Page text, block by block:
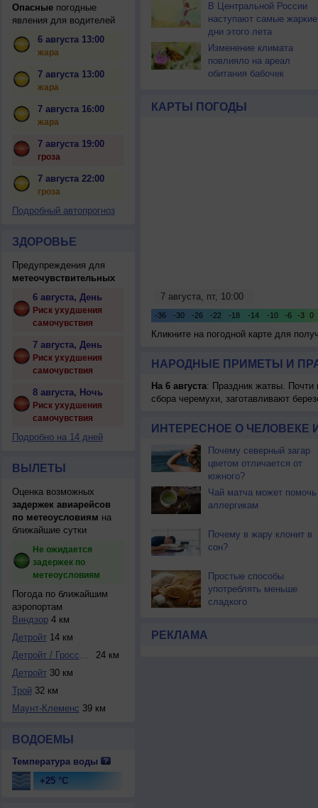
Опасныепогодные
явления для водителей
6 августа 13:00
жара
7 августа 13:00
жара
7 августа 16:00
жара
7 августа 19:00
гроза
7 августа 22:00
гроза
Подробный автопрогноз
ЗДОРОВЬЕ
Предупреждения для
метеочувствительных
6 августа, День
Риск ухудшения
самочувствия
7 августа, День
Риск ухудшения
самочувствия
8 августа, Ночь
Риск ухудшения
самочувствия
Подробно на 14 дней
ВЫЛЕТЫ
Оценка возможных
задержек авиарейсов
по метеоусловиям на
ближайшие сутки
Не ожидается
задержек по
метеоусловиям
Погода по ближайшим
аэропортам
Виндзор4 км
Детройт14 км
Детройт / Гроссе ...
24 км
Детройт30 км
Трой 32 км
Маунт-Клеменс 39 км
ВОДОЕМЫ
Температура воды
+25 °C
В Центральной России
наступают самые жаркие
дни этого лета
Изменение климата
повлияло на ареал
обитания бабочек
КАРТЫ ПОГОДЫ
Кликните на погодной карте для
НАРОДНЫЕ ПРИМЕТЫ И
На 6 августа: Праздник жатвы. Почти
сбора черемухи, заготавливают
ИНТЕРЕСНОЕ О ЧЕЛОВЕКЕ
Почему северный загар
цветом отличается от
южного?
Чай матча может помочь
аллергикам
Почему в жару клонит в
сон?
Простые способы
употреблять меньше
сладкого
РЕКЛАМА